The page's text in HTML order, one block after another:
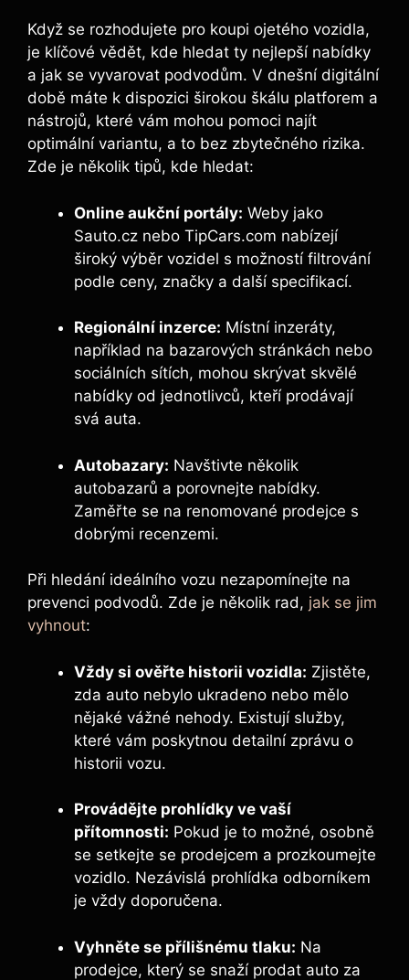
Když se rozhodujete pro koupi ojetého vozidla,
je klíčové vědět, kde hledat ty nejlepší nabídky
a jak se vyvarovat podvodům. V dnešní digitální
době máte k dispozici širokou škálu platforem a
nástrojů, které vám mohou pomoci najít
optimální variantu, a to bez zbytečného rizika.
Zde je několik tipů, kde hledat:
Online aukční portály: Weby jako
Sauto.cz nebo TipCars.com nabízejí
široký výběr vozidel s možností filtrování
podle ceny, značky a další specifikací.
Regionální inzerce: Místní inzeráty,
například na bazarových stránkách nebo
sociálních sítích, mohou skrývat skvělé
nabídky od jednotlivců, kteří prodávají
svá auta.
Autobazary: Navštivte několik
autobazarů a porovnejte nabídky.
Zaměřte se na renomované prodejce s
dobrými recenzemi.
Při hledání ideálního vozu nezapomínejte na
prevenci podvodů. Zde je několik rad, jak se jim
vyhnout:
Vždy si ověřte historii vozidla: Zjistěte,
zda auto nebylo ukradeno nebo mělo
nějaké vážné nehody. Existují služby,
které vám poskytnou detailní zprávu o
historii vozu.
Provádějte prohlídky ve vaší
přítomnosti: Pokud je to možné, osobně
se setkejte se prodejcem a prozkoumejte
vozidlo. Nezávislá prohlídka odborníkem
je vždy doporučena.
Vyhněte se přílišnému tlaku: Na
prodejce, který se snaží prodat auto za